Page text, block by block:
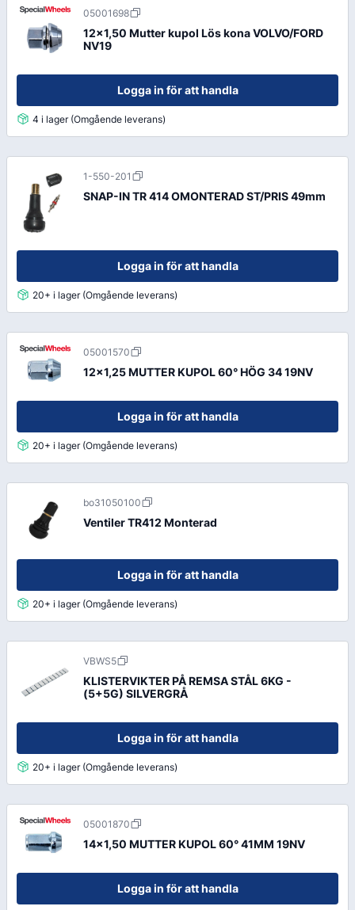
05001698
12x1,50 Mutter kupol Lös kona VOLVO/FORD
NV19
Logga in för att handla
4 i lager (Omgående leverans)
1-550-201
SNAP-IN TR 414 OMONTERAD ST/PRIS 49mm
Logga in för att handla
20+ i lager (Omgående leverans)
05001570
12x1,25 MUTTER KUPOL 60° HÖG 34 19NV
Logga in för att handla
20+ i lager (Omgående leverans)
bo31050100
Ventiler TR412 Monterad
Logga in för att handla
20+ i lager (Omgående leverans)
VBWS5
KLISTERVIKTER PÅ REMSA STÅL 6KG -
(5+5G) SILVERGRÅ
Logga in för att handla
20+ i lager (Omgående leverans)
05001870
14x1,50 MUTTER KUPOL 60° 41MM 19NV
Logga in för att handla